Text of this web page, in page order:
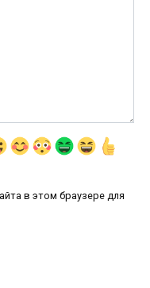
в этом браузере для